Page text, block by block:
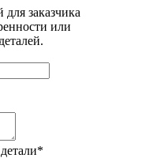
заказчика
или